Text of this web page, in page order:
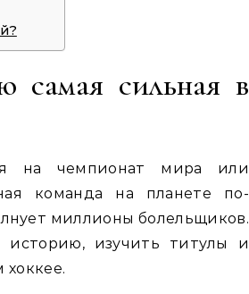
самая сильная в
на чемпионат мира или
команда на планете по-
миллионы болельщиков.
историю, изучить титулы и
хоккее.